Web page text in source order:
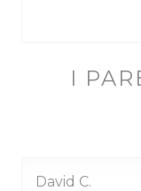
I
David C